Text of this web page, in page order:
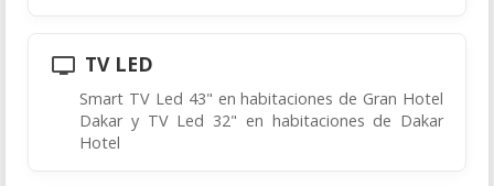
TV LED
Smart TV Led 43" en habitaciones de Gran Hotel
Dakar y TV Led 32" en habitaciones de Dakar
Hotel